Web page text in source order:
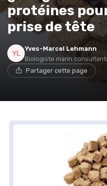
protéines
prise de tête
Yves-Marcel Lehmann
Biologiste marin
Partager cette page